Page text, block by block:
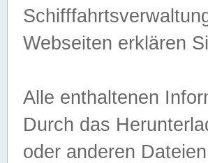
Webseiten erklären
Alle enthaltenen
Durch das
oder anderen